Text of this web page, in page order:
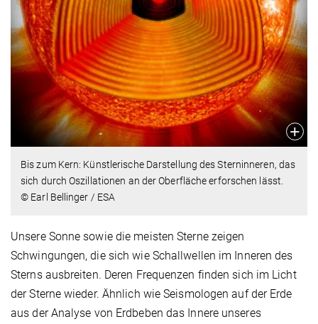
Bis zum Kern: Künstlerische Darstellung des Sterninneren, das
sich durch Oszillationen an der Oberfläche erforschen lässt.
© Earl Bellinger / ESA
Unsere Sonne sowie die meisten Sterne zeigen
Schwingungen, die sich wie Schallwellen im Inneren des
Sterns ausbreiten. Deren Frequenzen finden sich im Licht
der Sterne wieder. Ähnlich wie Seismologen auf der Erde
aus der Analyse von Erdbeben das Innere unseres